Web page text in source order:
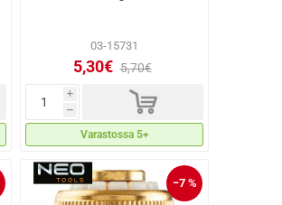
03-15731
5,30€ 5,70€
i
h d
Varastossa 5+
−7 %